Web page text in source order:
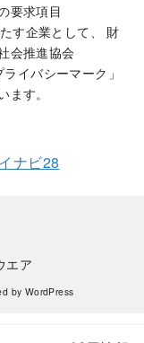
要求項目
す企業として、 財
会推進協会
イバシーマーク」
ます。
エア
by WordPress